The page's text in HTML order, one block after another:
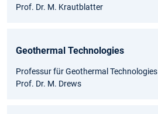
Prof. Dr. M. Krautblatter
Geothermal Technologies
Professur für Geothermal Technologies
Prof. Dr. M. Drews